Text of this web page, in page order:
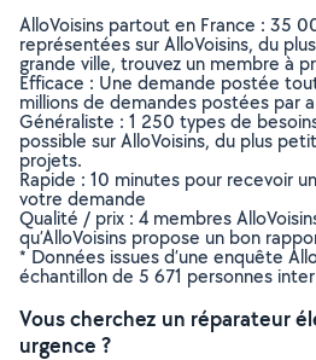
AlloVoisins partout en France : 35
représentées sur AlloVoisins, du
grande ville, trouvez un membre à
Efficace : Une demande postée
millions de demandes postées par
Généraliste : 1 250 types de
possible sur AlloVoisins, du plus
projets.
Rapide : 10 minutes pour recevoir
votre demande
Qualité / prix : 4 membres
qu’AlloVoisins propose un bon
* Données issues d’une enquête
échantillon de 5 671 personnes
Vous cherchez un réparateur
urgence ?